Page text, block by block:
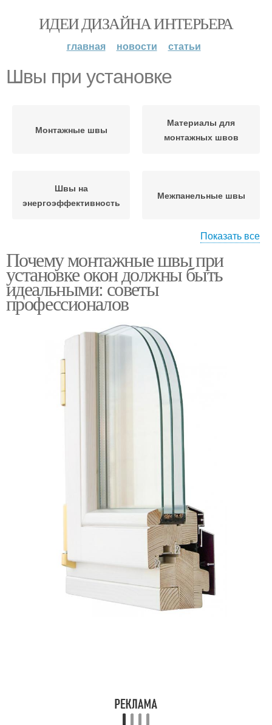
ИДЕИ ДИЗАЙНА ИНТЕРЬЕРА
главная новости статьи
Швы при установке
Монтажные швы
Материалы для
монтажных швов
Швы на
энергоэффективность
Межпанельные швы
Монтажный шов
Показать все
Почему монтажные швы при
установке окон должны быть
идеальными: советы
профессионалов